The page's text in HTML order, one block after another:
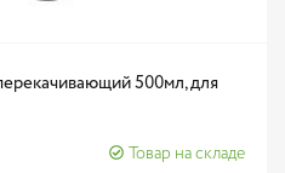
500мл, для
Товар на складе